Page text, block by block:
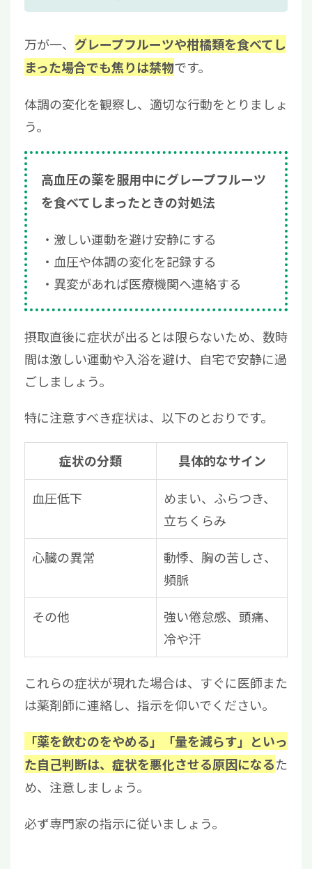
万が一、 グレープフルーツや柑橘類を食べてし
まった場合でも焦りは禁物です。
体調の変化を観察し、適切な行動をとりましょ
う。
高血圧の薬を服用中にグレープフルーツ
を食べてしまったときの対処法
激しい運動を避け安静にする
血圧や体調の変化を記録する
異変があれば医療機関へ連絡する
摂取直後に症状が出るとは限らないため、数時
間は激しい運動や入浴を避け、自宅で安静に過
ごしましょう。
特に注意すべき症状は、以下のとおりです。
症状の分類 具体的なサイン
血圧低下
めまい、ふらつき、
立ちくらみ
心臓の異常
動悸、胸の苦しさ、
頻脈
その他
強い倦怠感、頭痛、
冷や汗
これらの症状が現れた場合は、すぐに医師また
は薬剤師に連絡し、指示を仰いでください。
「薬を飲むのをやめる」「量を減らす」といっ
た自己判断は、症状を悪化させる原因になるた
め、注意しましょう。
必ず専門家の指示に従いましょう。